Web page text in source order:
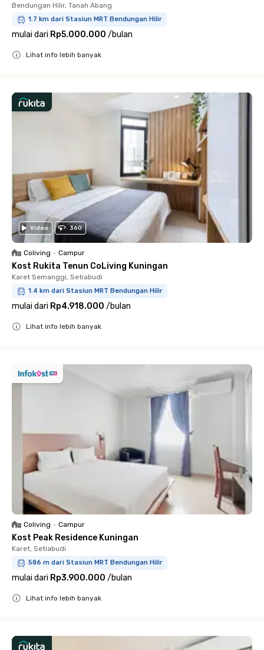
Bendungan Hilir, Tanah Abang
1.7 km dari Stasiun MRT Bendungan Hilir
mulai dari Rp5.000.000 /bulan
Lihat info lebih banyak
Video 360
Coliving • Campur
Kost Rukita Tenun CoLiving Kuningan
Karet Semanggi, Setiabudi
1.4 km dari Stasiun MRT Bendungan Hilir
mulai dari Rp4.918.000 /bulan
Lihat info lebih banyak
Coliving • Campur
Kost Peak Residence Kuningan
Karet, Setiabudi
586 m dari Stasiun MRT Bendungan Hilir
mulai dari Rp3.900.000 /bulan
Lihat info lebih banyak